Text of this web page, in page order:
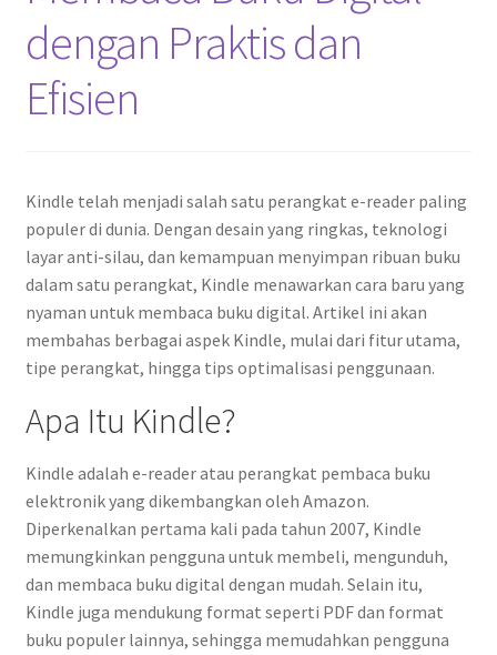
dengan Praktis dan
Efisien
Kindle telah menjadi salah satu perangkat e-reader paling
populer di dunia. Dengan desain yang ringkas, teknologi
layar anti-silau, dan kemampuan menyimpan ribuan buku
dalam satu perangkat, Kindle menawarkan cara baru yang
nyaman untuk membaca buku digital. Artikel ini akan
membahas berbagai aspek Kindle, mulai dari fitur utama,
tipe perangkat, hingga tips optimalisasi penggunaan.
Apa Itu Kindle?
Kindle adalah e-reader atau perangkat pembaca buku
elektronik yang dikembangkan oleh Amazon.
Diperkenalkan pertama kali pada tahun 2007, Kindle
memungkinkan pengguna untuk membeli, mengunduh,
dan membaca buku digital dengan mudah. Selain itu,
Kindle juga mendukung format seperti PDF dan format
buku populer lainnya, sehingga memudahkan pengguna